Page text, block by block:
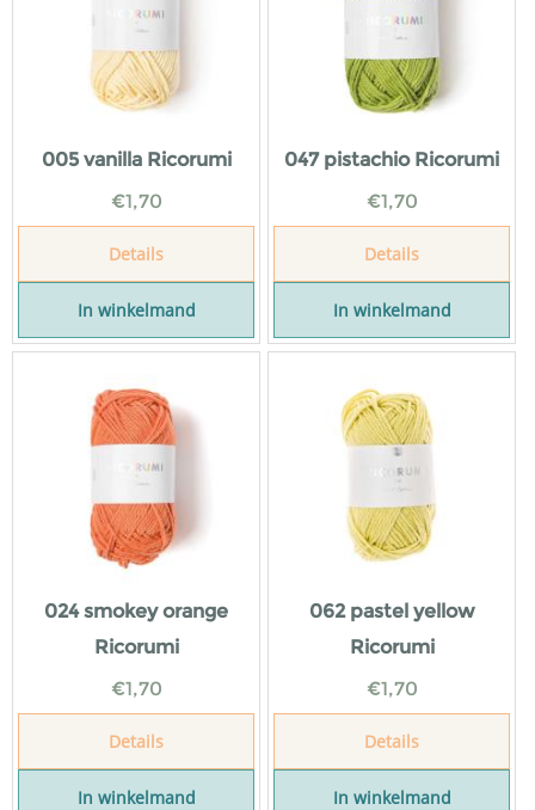
005 vanilla Ricorumi
€1,70
Details
In winkelmand
047 pistachio Ricorumi
€1,70
Details
In winkelmand
024 smokey orange
Ricorumi
€1,70
Details
In winkelmand
062 pastel yellow
Ricorumi
€1,70
Details
In winkelmand